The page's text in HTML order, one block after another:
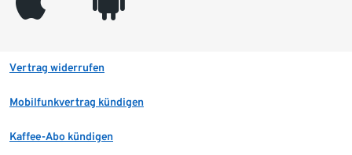
Vertrag widerrufen
Mobilfunkvertrag kündigen
Kaffee-Abo kündigen